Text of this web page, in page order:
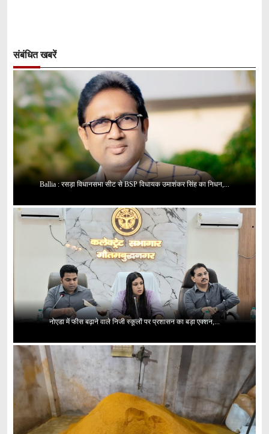
संबंधित खबरें
Ballia : रसड़ा विधानसभा सीट से BSP विधायक उमाशंकर सिंह का निधन,...
नोएडा में फीस बढ़ाने वाले निजी स्कूलों पर प्रशासन का बड़ा एक्शन,...